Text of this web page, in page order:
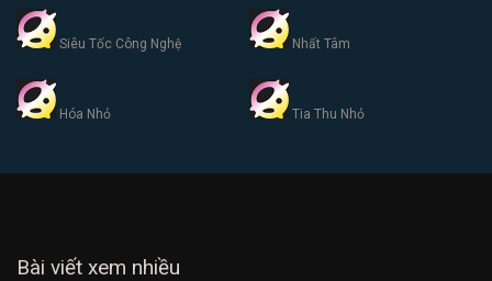
Siêu Tốc Công Nghệ Nhất Tâm
Hóa Nhỏ Tia Thu Nhỏ
Bài viết xem nhiều